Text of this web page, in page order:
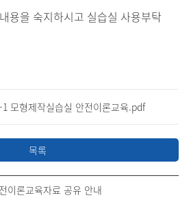
용을 숙지하시고 실습실 사용부탁
1 모형제작실습실 안전이론교육.pdf
목록
이론교육자료 공유 안내